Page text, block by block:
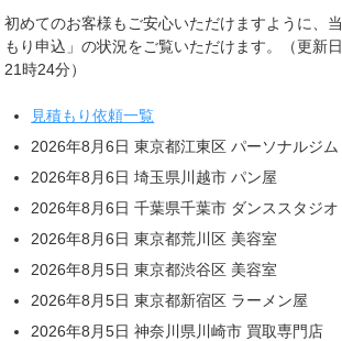
初めてのお客様もご安心いただけますように、
もり申込」の状況をご覧いただけます。（更新
21時24分）
見積もり依頼一覧
2026年8月6日 東京都江東区 パーソナルジム
2026年8月6日 埼玉県川越市 パン屋
2026年8月6日 千葉県千葉市 ダンススタジオ
2026年8月6日 東京都荒川区 美容室
2026年8月5日 東京都渋谷区 美容室
2026年8月5日 東京都新宿区 ラーメン屋
2026年8月5日 神奈川県川崎市 買取専門店